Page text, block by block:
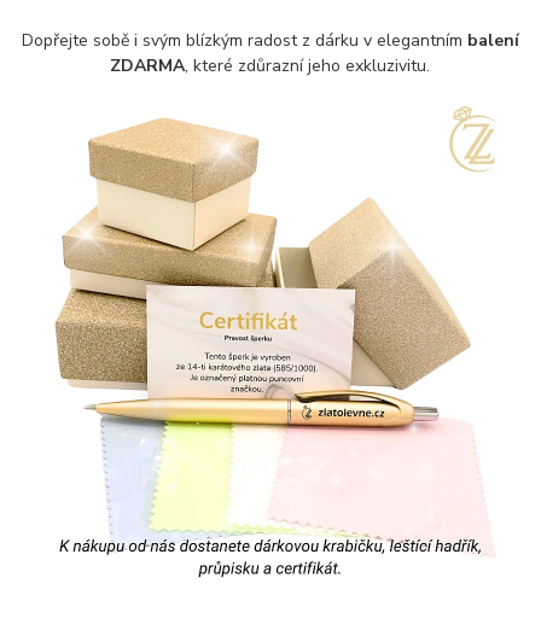
Dopřejte sobě i svým blízkým radost z dárku v elegantním balení
ZDARMA, které zdůrazní jeho exkluzivitu.